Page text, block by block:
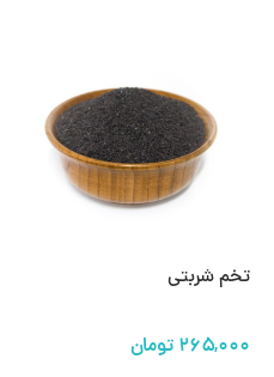
تخم شربتی
تومان